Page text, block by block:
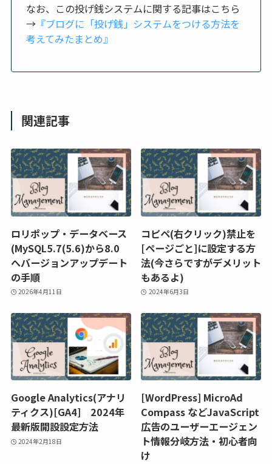
なお、この投げ銭システムに関する記事はこちら
→ 『ブログに「投げ銭」システムをつける方法を
考えてみたまとめ』
関連記事
ロリポップ・データベース
(MySQL5.7(5.6)から8.0
へバージョンアップデート
の手順
2026年4月11日
コピペ(右クリック)禁止を
[ページごと]に設定する方
法(今さらですがデメリット
もあるよ)
2024年6月3日
Google Analytics(アナリ
ティクス)[GA4] 2024年
最新版開設設定方法
2024年2月18日
[WordPress] MicroAd
Compass などJavaScript
広告のユーザーエージェン
ト情報分岐方法・初心者向
け